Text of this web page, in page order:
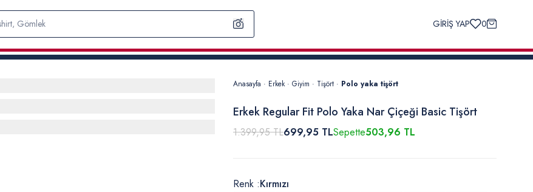
GİRİŞ YAP 0
Anasayfa · Erkek · Giyim · Tişört · Polo yaka tişört
Erkek Regular Fit Polo Yaka Nar Çiçeği Basic Tişört
1.399,95 TL699,95 TLSepette503,96 TL
Renk :Kırmızı